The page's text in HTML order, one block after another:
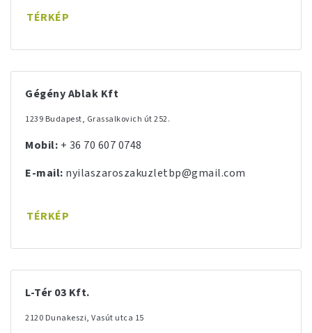
TÉRKÉP
Gégény Ablak Kft
1239 Budapest, Grassalkovich út 252.
Mobil: + 36 70 607 0748
E-mail: nyilaszaroszakuzletbp@gmail.com
TÉRKÉP
L-Tér 03 Kft.
2120 Dunakeszi, Vasút utca 15